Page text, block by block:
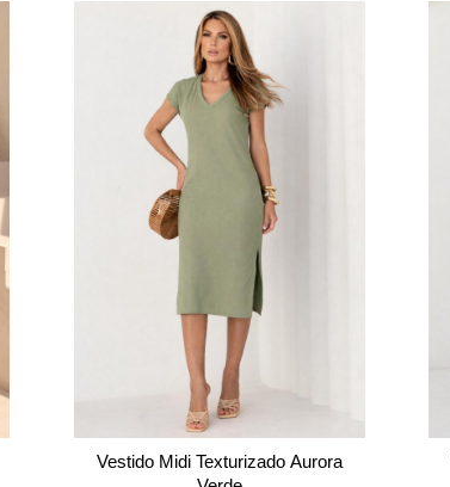
Vestido Midi Texturizado Aurora